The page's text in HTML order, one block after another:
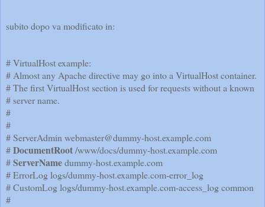
subito dopo va modificato in:
# VirtualHost example:
# Almost any Apache directive may go into a VirtualHost container.
# The first VirtualHost section is used for requests without a known
# server name.
#
#
# ServerAdmin webmaster@dummy-host.example.com
#DocumentRoot/www/docs/dummy-host.example.com
#ServerNamedummy-host.example.com
# ErrorLog logs/dummy-host.example.com-error_log
# CustomLog logs/dummy-host.example.com-access_log common
#